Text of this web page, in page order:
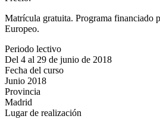
Matrícula gratuita. Programa financiado
Europeo.
Periodo lectivo
Del 4 al 29 de junio de 2018
Fecha del curso
Junio 2018
Provincia
Madrid
Lugar de realización